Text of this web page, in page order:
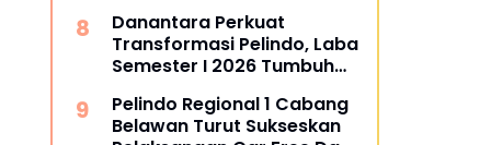
Sektor Transportasi
Maritim
Danantara Perkuat
Transformasi Pelindo, Laba
Semester I 2026 Tumbuh
Pelindo Regional 1 Cabang
Belawan Turut Sukseskan